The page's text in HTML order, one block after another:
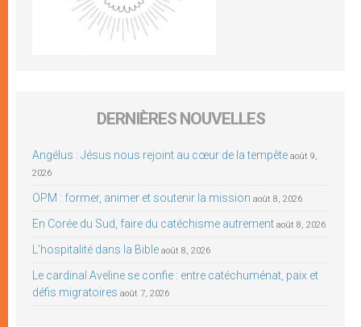
DERNIÈRES NOUVELLES
Angélus : Jésus nous rejoint au cœur de la tempête août 9,
2026
OPM : former, animer et soutenir la mission août 8, 2026
En Corée du Sud, faire du catéchisme autrement août 8, 2026
L’hospitalité dans la Bible août 8, 2026
Le cardinal Aveline se confie : entre catéchuménat, paix et
défis migratoires août 7, 2026